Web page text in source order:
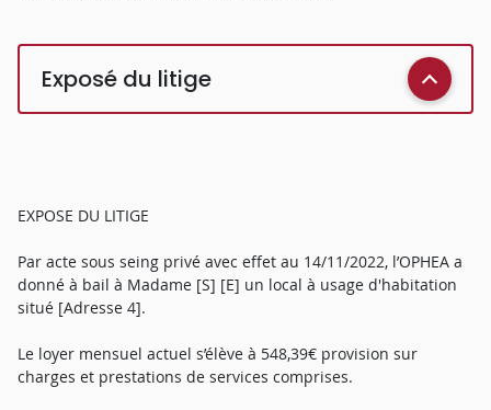
Exposé du litige
EXPOSE DU LITIGE
Par acte sous seing privé avec effet au 14/11/2022, l’OPHEA a
donné à bail à Madame [S] [E] un local à usage d'habitation
situé [Adresse 4].
Le loyer mensuel actuel s’élève à 548,39€ provision sur
charges et prestations de services comprises.